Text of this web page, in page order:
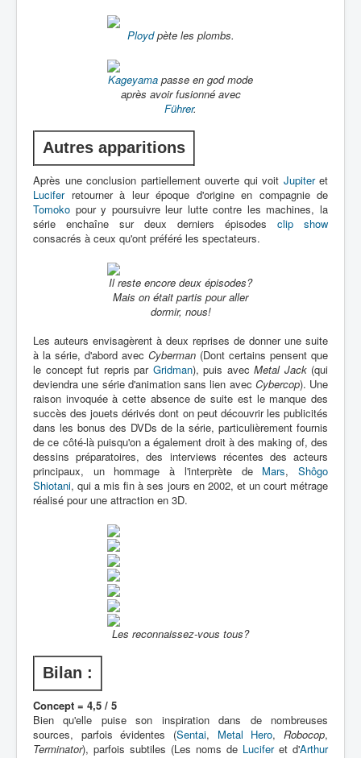
Ploydpète les plombs.
Kageyama passe en god mode
après avoir fusionné avec
Führer.
Autres apparitions
Après une conclusion partiellement ouverte qui voit Jupiteret
Luciferretourner à leur époque d'origine en compagnie de
Tomoko pour y poursuivre leur lutte contre les machines, la
série enchaîne sur deux derniers épisodes clip show
consacrés à ceux qu'ont préféré les spectateurs.
Il reste encore deux épisodes?
Mais on était partis pour aller
dormir, nous!
Les auteurs envisagèrent à deux reprises de donner une suite
à la série, d'abord avec Cyberman (Dont certains pensent que
le concept fut repris par Gridman), puis avec Metal Jack(qui
deviendra une série d'animation sans lien avec Cybercop). Une
raison invoquée à cette absence de suite est le manque des
succès des jouets dérivés dont on peut découvrir les publicités
dans les bonus des DVDs de la série, particulièrement fournis
de ce côté-là puisqu'on a également droit à des making of, des
dessins préparatoires, des interviews récentes des acteurs
principaux, un hommage à l'interprète de Mars,Shôgo
Shiotani, qui a mis fin à ses jours en 2002, et un court métrage
réalisé pour une attraction en 3D.
Les reconnaissez-vous tous?
Bilan :
Concept = 4,5 / 5
Bien qu'elle puise son inspiration dans de nombreuses
sources, parfois évidentes (Sentai, Metal Hero,Robocop,
Terminator), parfois subtiles (Les noms de Luciferet d'Arthur